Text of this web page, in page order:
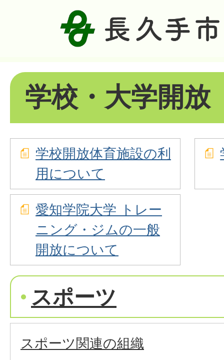
学校・大学開放
学校開放体育施設の利
用について
愛知学院大学 トレー
ニング・ジムの一般
開放について
スポーツ
スポーツ関連の組織